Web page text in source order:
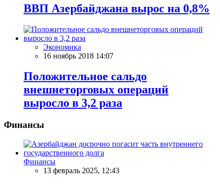
ВВП Азербайджана вырос на 0,8%
Экономика
16 ноябрь 2018 14:07
Положительное сальдо
внешнеторговых операций
выросло в 3,2 раза
Финансы
Финансы
13 февраль 2025, 12:43